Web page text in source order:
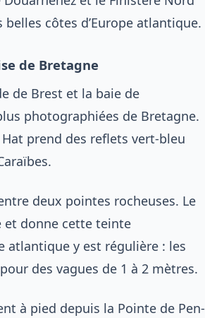
côtes d’Europe atlantique.
de Bretagne
de Brest et la baie de
photographiées de Bretagne.
Hat prend des reflets vert-bleu
deux pointes rocheuses. Le
et donne cette teinte
atlantique y est régulière : les
des vagues de 1 à 2 mètres.
à pied depuis la Pointe de Pen-